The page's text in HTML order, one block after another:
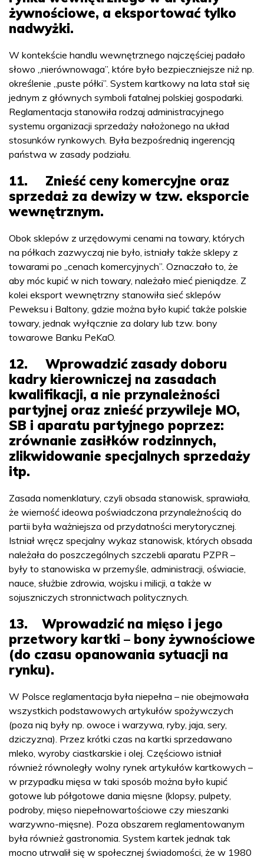
żywnościowe, a eksportować tylko
nadwyżki.
W kontekście handlu wewnętrznego najczęściej padało
słowo „nierównowaga”, które było bezpieczniejsze niż np.
określenie „puste półki”. System kartkowy na lata stał się
jednym z głównych symboli fatalnej polskiej gospodarki.
Reglamentacja stanowiła rodzaj administracyjnego
systemu organizacji sprzedaży nałożonego na układ
stosunków rynkowych. Była bezpośrednią ingerencją
państwa w zasady podziału.
11. Znieść ceny komercyjne oraz
sprzedaż za dewizy w tzw. eksporcie
wewnętrznym.
Obok sklepów z urzędowymi cenami na towary, których
na półkach zazwyczaj nie było, istniały także sklepy z
towarami po „cenach komercyjnych”. Oznaczało to, że
aby móc kupić w nich towary, należało mieć pieniądze. Z
kolei eksport wewnętrzny stanowiła sieć sklepów
Peweksu i Baltony, gdzie można było kupić także polskie
towary, jednak wyłącznie za dolary lub tzw. bony
towarowe Banku PeKaO.
12. Wprowadzić zasady doboru
kadry kierowniczej na zasadach
kwalifikacji, a nie przynależności
partyjnej oraz znieść przywileje MO,
SB i aparatu partyjnego poprzez:
zrównanie zasiłków rodzinnych,
zlikwidowanie specjalnych sprzedaży
itp.
Zasada nomenklatury, czyli obsada stanowisk, sprawiała,
że wierność ideowa poświadczona przynależnością do
partii była ważniejsza od przydatności merytorycznej.
Istniał wręcz specjalny wykaz stanowisk, których obsada
należała do poszczególnych szczebli aparatu PZPR –
były to stanowiska w przemyśle, administracji, oświacie,
nauce, służbie zdrowia, wojsku i milicji, a także w
sojuszniczych stronnictwach politycznych.
13. Wprowadzić na mięso i jego
przetwory kartki – bony żywnościowe
(do czasu opanowania sytuacji na
rynku).
W Polsce reglamentacja była niepełna – nie obejmowała
wszystkich podstawowych artykułów spożywczych
(poza nią były np. owoce i warzywa, ryby, jaja, sery,
dziczyzna). Przez krótki czas na kartki sprzedawano
mleko, wyroby ciastkarskie i olej. Częściowo istniał
również równoległy wolny rynek artykułów kartkowych –
w przypadku mięsa w taki sposób można było kupić
gotowe lub półgotowe dania mięsne (klopsy, pulpety,
podroby, mięso niepełnowartościowe czy mieszanki
warzywno-mięsne). Poza obszarem reglamentowanym
była również gastronomia. System kartek jednak tak
mocno utrwalił się w społecznej świadomości, że w 1980